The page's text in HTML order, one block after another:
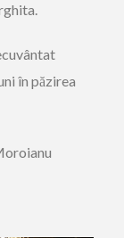
în păzirea